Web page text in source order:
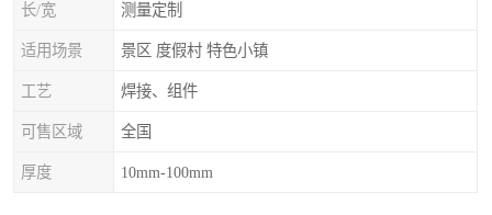
长/宽 测量定制
适用场景 景区 度假村 特色小镇
工艺 焊接、组件
可售区域 全国
厚度 10mm-100mm